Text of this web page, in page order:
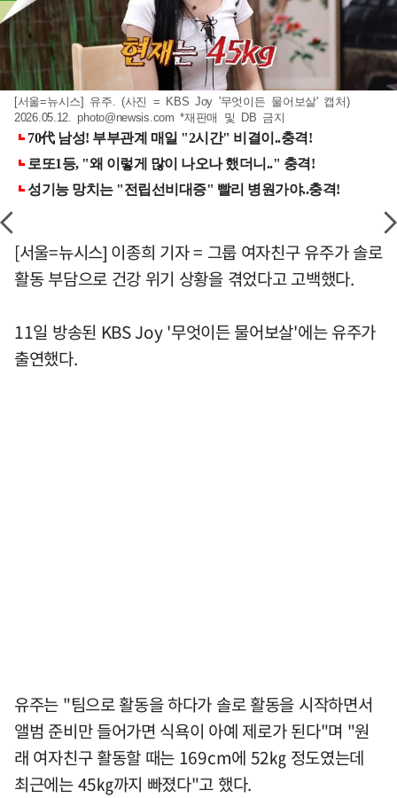
[서울=뉴시스] 유주. (사진 = KBS Joy '무엇이든 물어보살' 캡처)
2026.05.12.photo@newsis.com *재판매 및 DB 금지
[서울=뉴시스] 이종희 기자 = 그룹 여자친구 유주가 솔로
활동 부담으로 건강 위기 상황을 겪었다고 고백했다.
11일 방송된 KBS Joy '무엇이든 물어보살'에는 유주가
출연했다.
유주는 "팀으로 활동을 하다가 솔로 활동을 시작하면서
앨범 준비만 들어가면 식욕이 아예 제로가 된다"며 "원
래 여자친구 활동할 때는 169cm에 52㎏ 정도였는데
최근에는 45㎏까지 빠졌다"고 했다.